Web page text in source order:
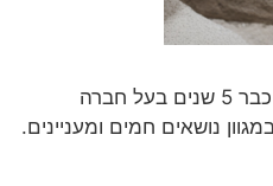
אלירז כהן כותב תוכן לאתרים כבר 5 שנים בעל חברה
נושאים חמים ומעניינים.